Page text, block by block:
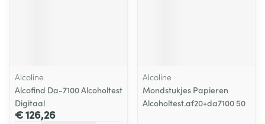
Alcoline
Alcofind Da-7100 Alcoholtest
Digitaal
€ 126,26
Alcoline
Mondstukjes Papieren
Alcoholtest.af20+da7100 50